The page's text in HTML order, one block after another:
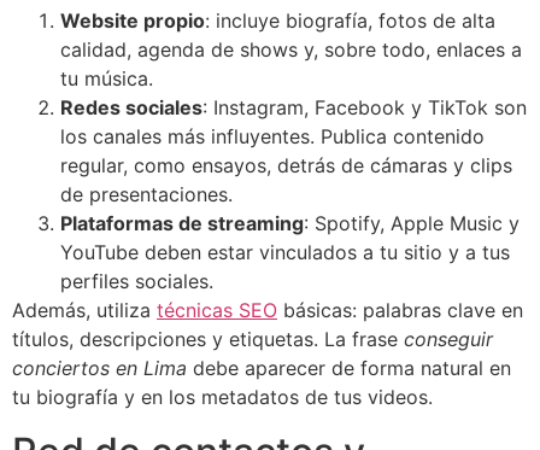
Website propio: incluye biografía, fotos de alta
calidad, agenda de shows y, sobre todo, enlaces a
tu música.
Redes sociales: Instagram, Facebook y TikTok son
los canales más influyentes. Publica contenido
regular, como ensayos, detrás de cámaras y clips
de presentaciones.
Plataformas de streaming: Spotify, Apple Music y
YouTube deben estar vinculados a tu sitio y a tus
perfiles sociales.
Además, utiliza técnicas SEO básicas: palabras clave en
títulos, descripciones y etiquetas. La frase conseguir
conciertos en Lima debe aparecer de forma natural en
tu biografía y en los metadatos de tus videos.